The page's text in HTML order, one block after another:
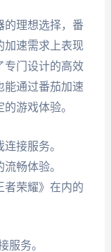
的理想选择，番
加速需求上表现
专门设计的高效
能通过番茄加速
游戏体验。
接服务。
畅体验。
者荣耀》在内的
服务。